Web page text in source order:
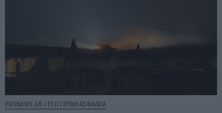
PRONEWS.GR / ΕΣΩΤΕΡΙΚΗ ΑΣΦΑΛΕΙΑ